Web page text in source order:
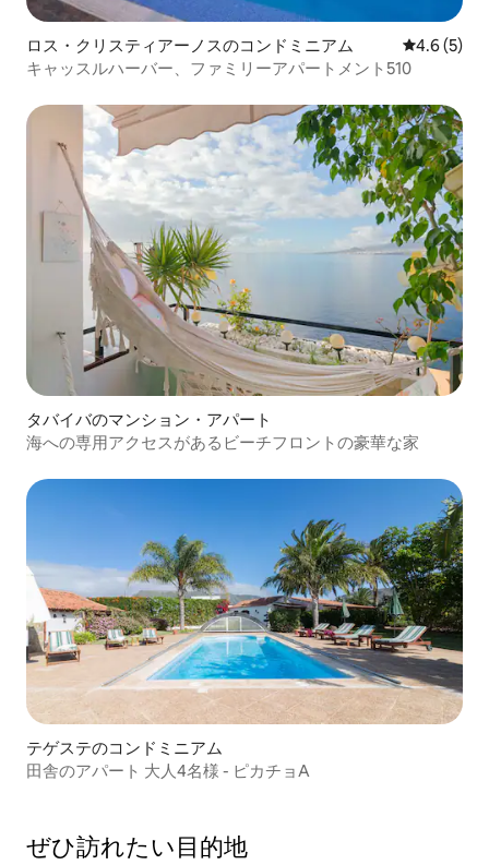
ロス・クリスティアーノスのコンドミニアム レビュー5
4.6 (5)
キャッスルハーバー、ファミリーアパートメント510
タバイバのマンション・アパート
海への専用アクセスがあるビーチフロントの豪華な家
テゲステのコンドミニアム
田舎のアパート 大人4名様 - ピカチョA
ぜひ訪⁠れ⁠た⁠い目⁠的⁠地